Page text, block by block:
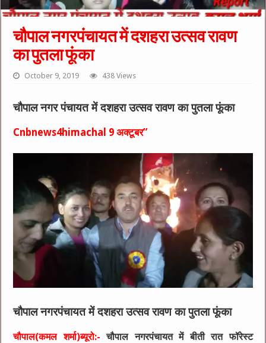
चौपाल नगरपंचायत में दशहरा उत्सव रावण
का पुतला फूंका
October 9, 2019 438 Views
चौपाल नगर पंचायत में दशहरा उत्सव रावण का पुतला फूंका
Cnbnews4himachal 9 अक्टूबर”
चौपाल नगरपंचायत में दशहरा उत्सव रावण का पुतला फूंका
चौपाल(कमल शर्मा)ब्यूरो:-चौपाल नगरपंचायत में बीती रात फॉरेस्ट